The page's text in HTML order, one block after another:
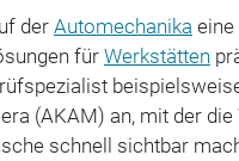
der Automechanika eine
für Werkstätten
(AKAM) an, mit der die
schnell sichtbar